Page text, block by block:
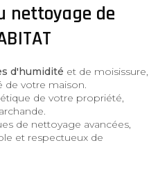
nettoyage de
d'humidité et de moisissure,
de votre maison.
de votre propriété,
de nettoyage avancées,
et respectueux de